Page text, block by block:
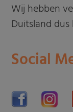
Wij hebben
Duitsland
Social